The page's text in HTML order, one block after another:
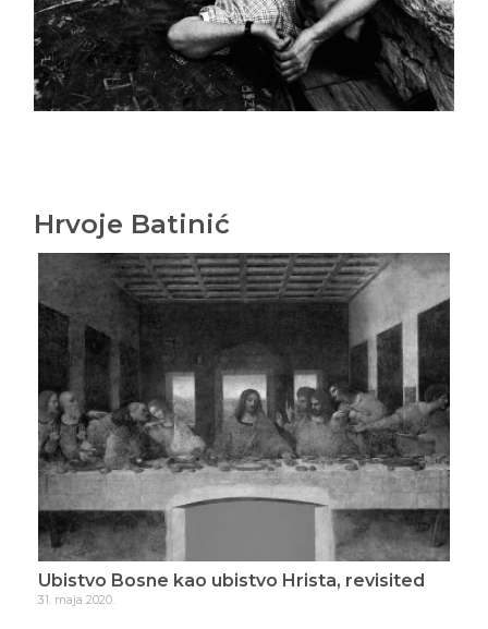
Hrvoje Batinić
Ubistvo Bosne kao ubistvo Hrista, revisited
31. maja 2020.